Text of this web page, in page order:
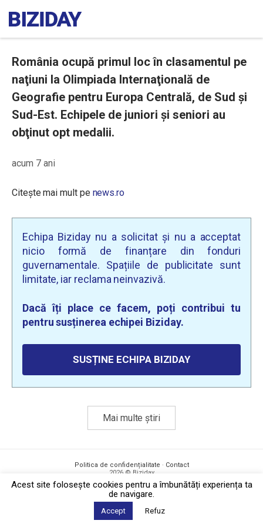
România ocupă primul loc în clasamentul pe
naţiuni la Olimpiada Internaţională de
Geografie pentru Europa Centrală, de Sud şi
Sud-Est. Echipele de juniori și seniori au
obţinut opt medalii.
acum 7 ani
Citește mai mult pe news.ro
Echipa Biziday nu a solicitat și nu a acceptat
nicio formă de finanțare din fonduri
guvernamentale. Spațiile de publicitate sunt
limitate, iar reclama neinvazivă.
Dacă îți place ce facem, poți contribui tu
pentru susținerea echipei Biziday.
SUSȚINE ECHIPA BIZIDAY
Mai multe știri
Politica de confidențialitate · Contact
2026 © Biziday
Acest site foloseşte cookies pentru a îmbunătăți experiența ta
de navigare.
Accept Refuz